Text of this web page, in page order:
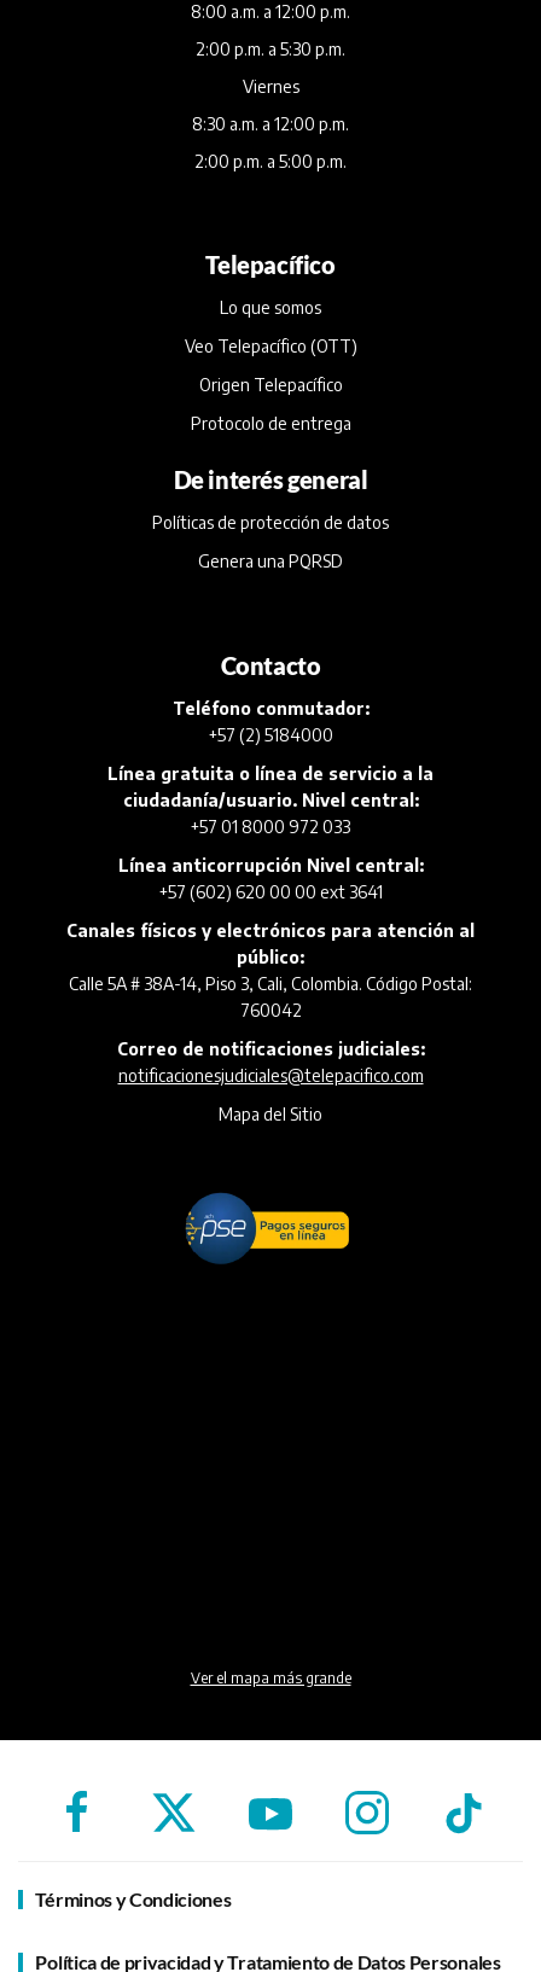
8:00 a.m. a 12:00 p.m.
2:00 p.m. a 5:30 p.m.
Viernes
8:30 a.m. a 12:00 p.m.
2:00 p.m. a 5:00 p.m.
Telepacífico
Lo que somos
Veo Telepacífico (OTT)
Origen Telepacífico
Protocolo de entrega
De interés general
Políticas de protección de datos
Genera una PQRSD
Contacto
Teléfono conmutador:
+57 (2) 5184000
Línea gratuita o línea de servicio a la
ciudadanía/usuario. Nivel central:
+57 01 8000 972 033
Línea anticorrupción Nivel central:
+57 (602) 620 00 00 ext 3641
Canales físicos y electrónicos para atención al
público:
Calle 5A # 38A-14, Piso 3, Cali, Colombia. Código Postal:
760042
Correo de notificaciones judiciales:
notificacionesjudiciales@telepacifico.com
Mapa del Sitio
Ver el mapa más grande
Términos y Condiciones
Política de privacidad y Tratamiento de Datos Personales